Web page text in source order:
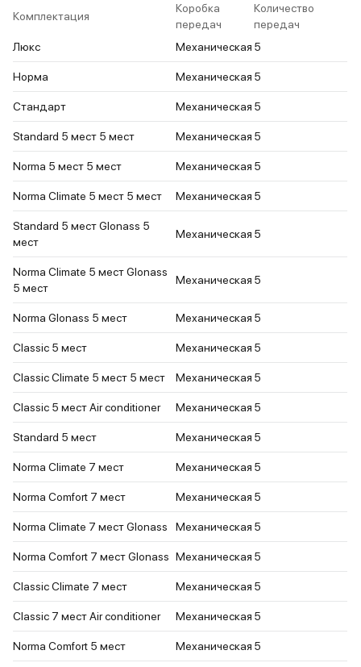
Комплектация
Коробка
передач
Количество
передач
Люкс
Механическая 5
Норма Механическая 5
Стандарт Механическая 5
Standard 5 мест 5 мест Механическая 5
Norma 5 мест 5 мест Механическая 5
Norma Climate 5 мест 5 мест Механическая 5
Standard 5 мест Glonass 5
мест
Механическая 5
Norma Climate 5 мест Glonass
5 мест
Механическая 5
Norma Glonass 5 мест Механическая 5
Classic 5 мест Механическая 5
Classic Climate 5 мест 5 мест Механическая 5
Classic 5 мест Air conditioner Механическая 5
Standard 5 мест Механическая 5
Norma Climate 7 мест Механическая 5
Norma Comfort 7 мест Механическая 5
Norma Climate 7 мест Glonass Механическая 5
Norma Comfort 7 мест Glonass Механическая 5
Classic Climate 7 мест Механическая 5
Classic 7 мест Air conditioner Механическая 5
Norma Comfort 5 мест Механическая 5